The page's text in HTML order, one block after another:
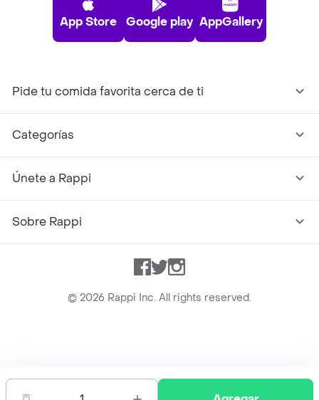
App Store Google play AppGallery
Pide tu comida favorita cerca de ti
Categorías
Únete a Rappi
Sobre Rappi
Facebook
TwitterInstagram
© 2026 Rappi Inc. All rights reserved.